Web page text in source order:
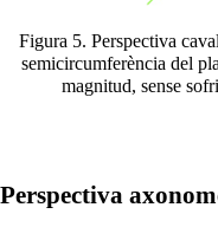
Figura 5. Perspectiva
semicircumferència del
magnitud, sense
Perspectiva